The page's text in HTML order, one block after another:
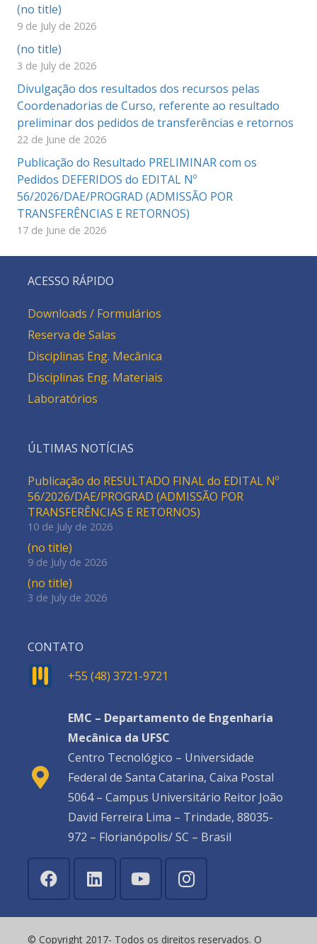
(no title)
9 de July de 2026
(no title)
3 de July de 2026
Divulgação dos resultados dos recursos pelas
Coordenadorias de Curso, referente ao resultado
preliminar dos pedidos de transferências e retornos
22 de June de 2026
Publicação do Resultado PRELIMINAR com os
Pedidos DEFERIDOS do EDITAL Nº
56/2026/DAE/PROGRAD (ADMISSÃO POR
TRANSFERÊNCIAS E RETORNOS)
17 de June de 2026
ACESSO RÁPIDO
Downloads / Formulários
Reserva de Salas
Disciplinas Eng. Mecânica
Disciplinas Eng. Materiais
Laboratórios
ÚLTIMAS NOTÍCIAS
Publicação do RESULTADO FINAL do EDITAL Nº
56/2026/DAE/PROGRAD (ADMISSÃO POR
TRANSFERÊNCIAS E RETORNOS)
10 de July de 2026
(no title)
9 de July de 2026
(no title)
3 de July de 2026
CONTATO
+55 (48) 3721-9721
EMC – Departamento de Engenharia
Mecânica da UFSC
Centro Tecnológico – Universidade
Federal de Santa Catarina, Caixa Postal
5064 – Campus Universitário Reitor João
David Ferreira Lima – Trindade, 88035-
972 – Florianópolis/ SC – Brasil
© Copyright 2017- Todos os direitos reservados. O